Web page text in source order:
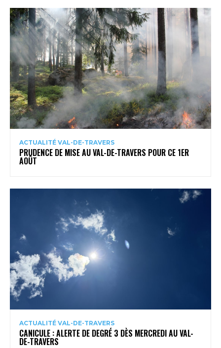
ACTUALITÉ VAL-DE-TRAVERS
PRUDENCE DE MISE AU VAL-DE-TRAVERS POUR CE 1ER
AOÛT
ACTUALITÉ VAL-DE-TRAVERS
CANICULE : ALERTE DE DEGRÉ 3 DÈS MERCREDI AU VAL-
DE-TRAVERS